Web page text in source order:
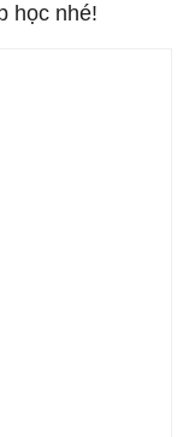
học nhé!